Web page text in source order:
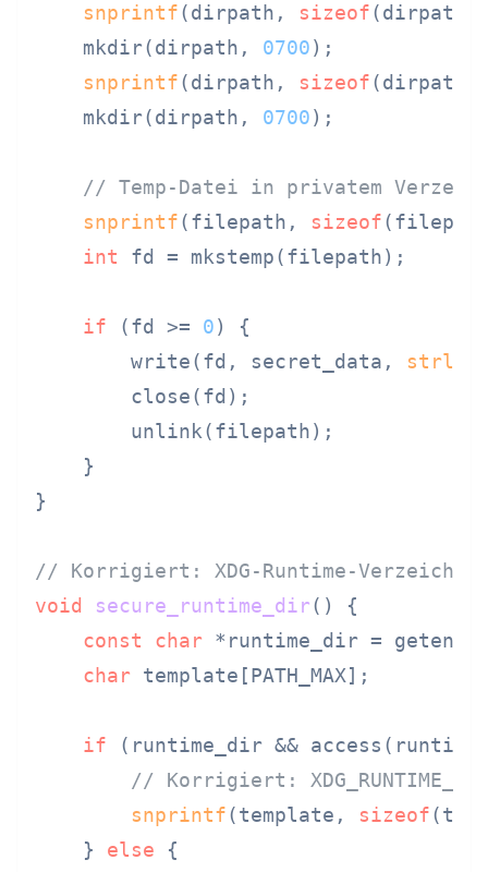
snprintf(dirpath, sizeof
    mkdir(dirpath,
0700);
snprintf(dirpath, sizeof
    mkdir(dirpath,
0700);
// Temp-Datei in privatem
snprintf(filepath, sizeof
int fd = mkstemp(filepath);
if (fd >= 0) {
        write(fd, secret_data,
strlen
        close(fd);
        unlink(filepath);
    }
}
// Korrigiert: XDG-Runtime-Verzeichnis
void
secure_runtime_dir()
{
const
char *runtime_dir = getenv(
char template[PATH_MAX];
if (runtime_dir &&
// Korrigiert:
snprintf(template, sizeof
    }
else {